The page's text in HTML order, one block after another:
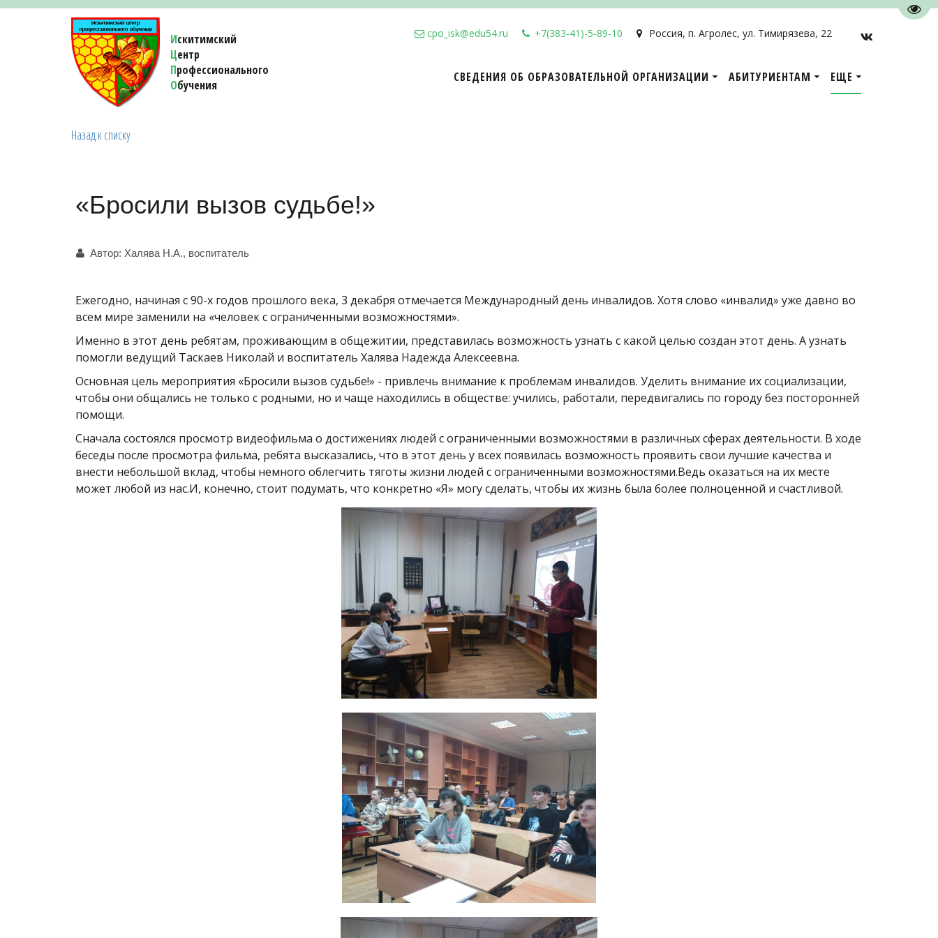
Искитимский
Центр
Профессионального
Обучения
Россия, п. Агролес, ул. Тимирязева, 22
+7(383-41)-5-89-10
cpo_isk@edu54.ru
СВЕДЕНИЯ ОБ ОБРАЗОВАТЕЛЬНОЙ ОРГАНИЗАЦИИ АБИТУРИЕНТАМ ЕЩЕ
Назад к списку
«Бросили вызов судьбе!»
Автор: Халява Н.А., воспитатель
Ежегодно, начиная с 90-х годов прошлого века, 3 декабря отмечается Международный день инвалидов. Хотя слово «инвалид» уже давно во
всем мире заменили на «человек с ограниченными возможностями».
Именно в этот день ребятам, проживающим в общежитии, представилась возможность узнать с какой целью создан этот день. А узнать
помогли ведущий Таскаев Николай и воспитатель Халява Надежда Алексеевна.
Основная цель мероприятия «Бросили вызов судьбе!» - привлечь внимание к проблемам инвалидов. Уделить внимание их социализации,
чтобы они общались не только с родными, но и чаще находились в обществе: учились, работали, передвигались по городу без посторонней
помощи.
Сначала состоялся просмотр видеофильма о достижениях людей с ограниченными возможностями в различных сферах деятельности. В ходе
беседы после просмотра фильма, ребята высказались, что в этот день у всех появилась возможность проявить свои лучшие качества и
внести небольшой вклад, чтобы немного облегчить тяготы жизни людей с ограниченными возможностями.Ведь оказаться на их месте
может любой из нас.И, конечно, стоит подумать, что конкретно «Я» могу сделать, чтобы их жизнь была более полноценной и счастливой.